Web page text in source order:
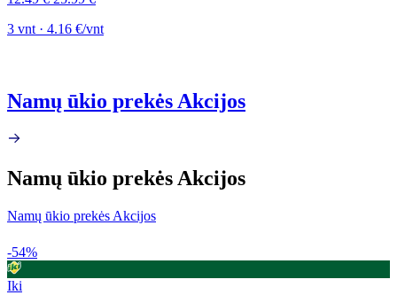
3 vnt · 4.16 €/vnt
Namų ūkio prekės Akcijos
Namų ūkio prekės Akcijos
Namų ūkio prekės Akcijos
-54%
Iki